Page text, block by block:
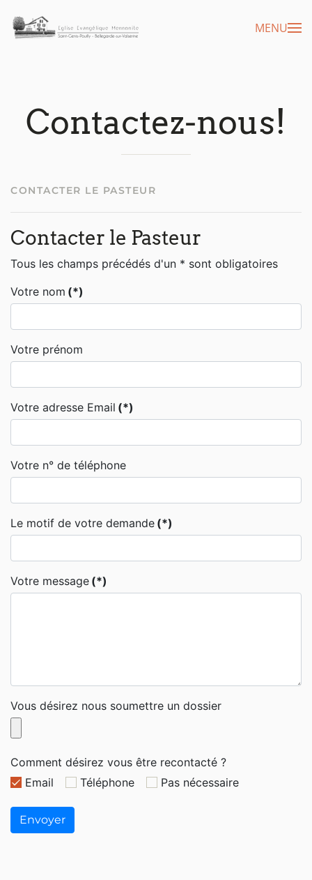
Accéder au contenu principal MENU
Contactez-nous!
CONTACTER LE PASTEUR
Contacter le Pasteur
Tous les champs précédés d'un * sont obligatoires
Votre nom (*)
Votre prénom
Votre adresse Email (*)
Votre n° de téléphone
Le motif de votre demande (*)
Votre message (*)
Vous désirez nous soumettre un dossier
Comment désirez vous être recontacté ?
Email
Téléphone Pas nécessaire
Envoyer